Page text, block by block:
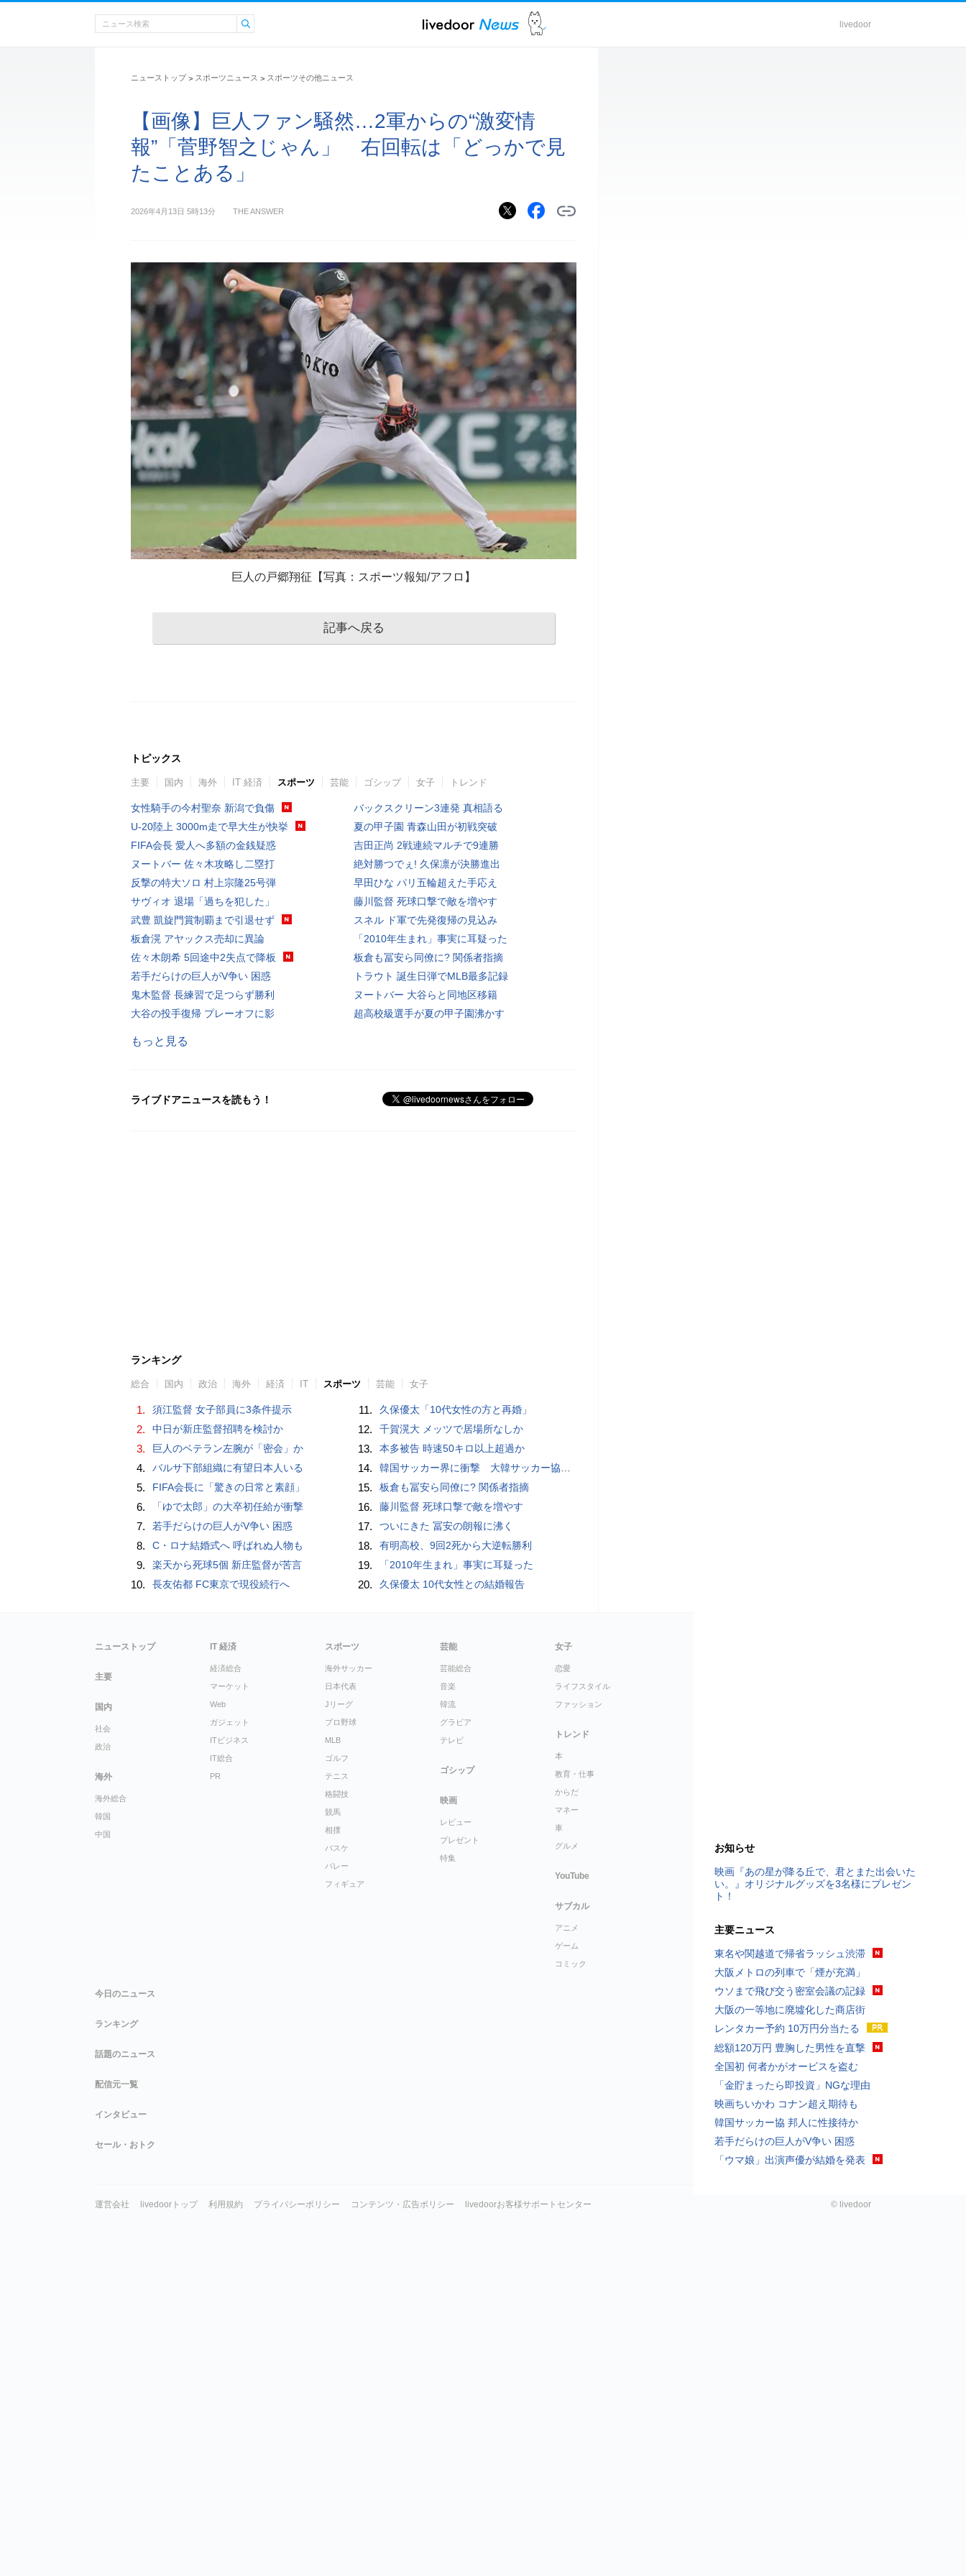
livedoor
ニューストップ > スポーツニュース > スポーツその他ニュース
【画像】巨人ファン騒然…2軍からの“激変情
報”「菅野智之じゃん」 右回転は「どっかで見
たことある」
2026年4月13日 5時13分 THE ANSWER
巨人の戸郷翔征【写真：スポーツ報知/アフロ】
記事へ戻る
トピックス
主要 国内 海外 IT 経済 スポーツ 芸能 ゴシップ 女子 トレンド
女性騎手の今村聖奈 新潟で負傷
U-20陸上 3000m走で早大生が快挙
FIFA会長 愛人へ多額の金銭疑惑
ヌートバー 佐々木攻略し二塁打
反撃の特大ソロ 村上宗隆25号弾
サヴィオ 退場「過ちを犯した」
武豊 凱旋門賞制覇まで引退せず
板倉滉 アヤックス売却に異論
佐々木朗希 5回途中2失点で降板
若手だらけの巨人がV争い 困惑
鬼木監督 長練習で足つらず勝利
大谷の投手復帰 プレーオフに影
バックスクリーン3連発 真相語る
夏の甲子園 青森山田が初戦突破
吉田正尚 2戦連続マルチで9連勝
絶対勝つでぇ! 久保凛が決勝進出
早田ひな パリ五輪超えた手応え
藤川監督 死球口撃で敵を増やす
スネル ド軍で先発復帰の見込み
「2010年生まれ」事実に耳疑った
板倉も冨安ら同僚に? 関係者指摘
トラウト 誕生日弾でMLB最多記録
ヌートバー 大谷らと同地区移籍
超高校級選手が夏の甲子園沸かす
もっと見る
ライブドアニュースを読もう！
ランキング
総合 国内 政治 海外 経済 IT スポーツ 芸能 女子
1. 須江監督 女子部員に3条件提示
2. 中日が新庄監督招聘を検討か
3. 巨人のベテラン左腕が「密会」か
4. バルサ下部組織に有望日本人いる
5. FIFA会長に「驚きの日常と素顔」
6. 「ゆで太郎」の大卒初任給が衝撃
7. 若手だらけの巨人がV争い 困惑
8. C・ロナ結婚式へ 呼ばれぬ人物も
9. 楽天から死球5個 新庄監督が苦言
10. 長友佑都 FC東京で現役続行へ
11. 久保優太「10代女性の方と再婚」
12. 千賀滉大 メッツで居場所なしか
13. 本多被告 時速50キロ以上超過か
14. 韓国サッカー界に衝撃 大韓サッカー協会に外国人審判への“性的接待”疑惑 韓国メディアが報道
15. 板倉も冨安ら同僚に? 関係者指摘
16. 藤川監督 死球口撃で敵を増やす
17. ついにきた 冨安の朗報に沸く
18. 有明高校、9回2死から大逆転勝利
19. 「2010年生まれ」事実に耳疑った
20. 久保優太 10代女性との結婚報告
お知らせ
映画『あの星が降る丘で、君とまた出会いた
い。』オリジナルグッズを3名様にプレゼン
ト！
主要ニュース
東名や関越道で帰省ラッシュ渋滞
大阪メトロの列車で「煙が充満」
ウソまで飛び交う密室会議の記録
大阪の一等地に廃墟化した商店街
レンタカー予約 10万円分当たる
総額120万円 豊胸した男性を直撃
全国初 何者かがオービスを盗む
「金貯まったら即投資」NGな理由
映画ちいかわ コナン超え期待も
韓国サッカー協 邦人に性接待か
若手だらけの巨人がV争い 困惑
「ウマ娘」出演声優が結婚を発表
ニューストップ
主要
国内
社会
政治
海外
海外総合
韓国
中国
IT 経済
経済総合
マーケット
Web
ガジェット
ITビジネス
IT総合
PR
スポーツ
海外サッカー
日本代表
Jリーグ
プロ野球
MLB
ゴルフ
テニス
格闘技
競馬
相撲
バスケ
バレー
フィギュア
芸能
芸能総合
音楽
韓流
グラビア
テレビ
ゴシップ
映画
レビュー
プレゼント
特集
女子
恋愛
ライフスタイル
ファッション
トレンド
本
教育・仕事
からだ
マネー
車
グルメ
YouTube
サブカル
アニメ
ゲーム
コミック
今日のニュース
ランキング
話題のニュース
配信元一覧
インタビュー
セール・おトク
運営会社 livedoorトップ 利用規約 プライバシーポリシー コンテンツ・広告ポリシー livedoorお客様サポートセンター © livedoor